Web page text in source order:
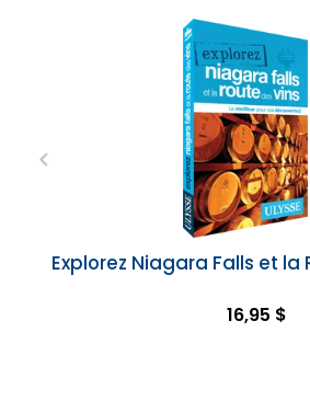
Explorez Niagara Falls et la
16,95 $